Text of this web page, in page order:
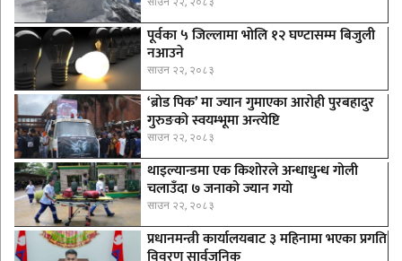
पूर्वका ५ जिल्लामा भाेलि १२ घण्टासम्म बिजुली
नआउने
साउन २२, २०८३
‘ब्रोड पिक’ मा ज्यान गुमाएका आराेही पुरबहादुर
गुरुङको स्वयम्भूमा अन्त्येष्टि
साउन २२, २०८३
थाइल्यान्डमा एक किशोरले अन्धाधुन्ध गोली
चलाउँदा ७ जनाको ज्यान गयो
साउन २२, २०८३
प्रधानमन्त्री कार्यालयबाट ३ महिनामा भएका प्रगति